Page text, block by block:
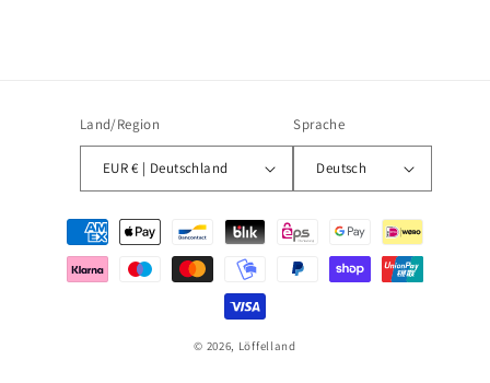
Land/Region
EUR € | Deutschland
Sprache
Deutsch
Zahlungsmethoden
© 2026, Löffelland